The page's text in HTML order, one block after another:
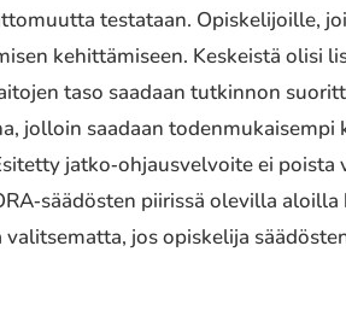
testa­taan. Opiskelijoille,
kehit­tä­mi­seen. Keskeistä
taso saadaan tutkin­non
jolloin saadaan
jatko‐ohjausvelvoite ei
piiris­sä olevil­la
jos opis­ke­li­ja